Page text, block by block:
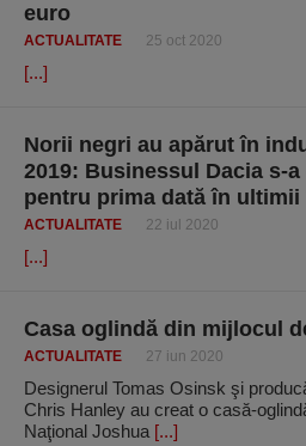
euro
ACTUALITATE 25 oct 2020
[...]
Norii negri au apărut în
2019: Businessul Dacia s-
pentru prima dată în ultimii
ACTUALITATE 22 iul 2020
[...]
Casa oglindă din mijlocul
ACTUALITATE 27 iun 2020
Designerul Tomas Osinsk şi
Chris Hanley au creat o casă-
Naţional Joshua [...]